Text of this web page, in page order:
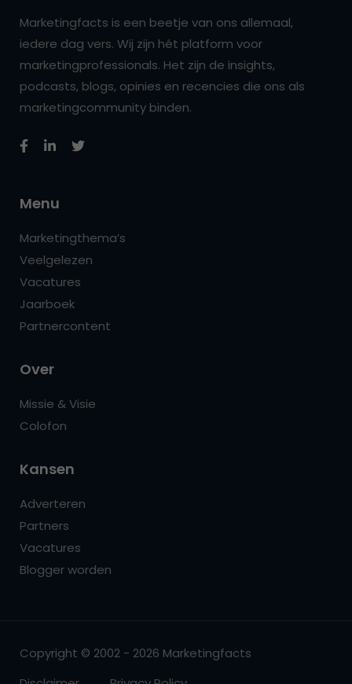
Marketingfacts is een beetje van ons allemaal,
iedere dag vers. Wij zijn hét platform voor
marketingprofessionals. Het zijn de insights,
podcasts, blogs, opinies en recencies die ons als
marketingcommunity binden.
Menu
Marketingthema’s
Veelgelezen
Vacatures
Jaarboek
Partnercontent
Over
Missie & Visie
Colofon
Kansen
Adverteren
Partners
Vacatures
Blogger worden
Copyright © 2002 - 2026 Marketingfacts